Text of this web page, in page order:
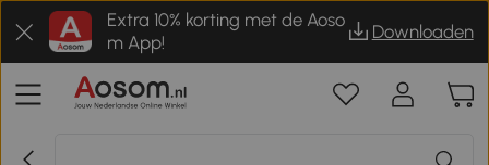
Extra 10% korting met de Aoso
m App!
Downloaden